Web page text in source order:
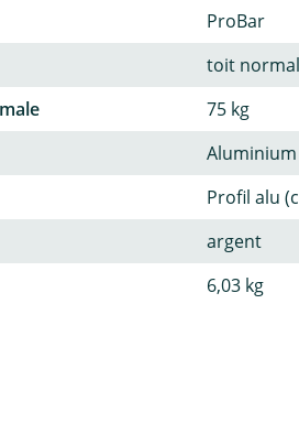
ProBar
toit
75 kg
Aluminium
Profil alu
argent
6,03 kg